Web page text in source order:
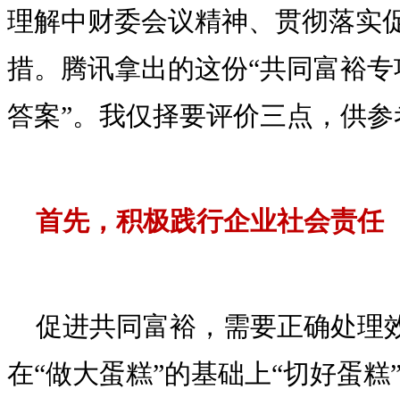
理解中财委会议精神、贯彻落实
措。腾讯拿出的这份“共同富裕
答案”。我仅择要评价三点，供
首先，积极践行企业社会责任
促进共同富裕，需要正确处理
在“做大蛋糕”的基础上“切好蛋糕